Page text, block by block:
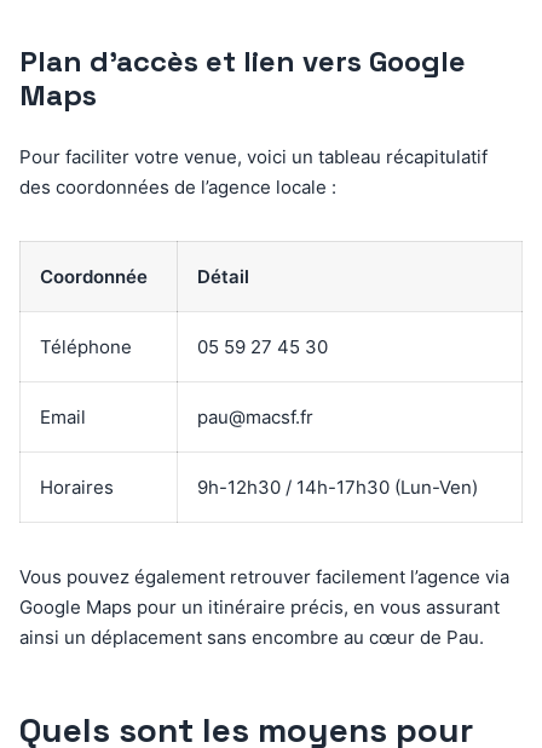
Plan d’accès et lien vers Google
Maps
Pour faciliter votre venue, voici un tableau récapitulatif
des coordonnées de l’agence locale :
Coordonnée Détail
Téléphone 05 59 27 45 30
Email pau@macsf.fr
Horaires 9h-12h30 / 14h-17h30 (Lun-Ven)
Vous pouvez également retrouver facilement l’agence via
Google Maps pour un itinéraire précis, en vous assurant
ainsi un déplacement sans encombre au cœur de Pau.
Quels sont les moyens pour